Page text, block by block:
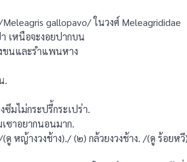
gallopavo/ ในวงศ์ Meleagrididae
เหนือจะงอยปากบน
ขนและรําแพนหาง
.
ซึมไม่กระปรี้กระเปร่า.
เซาอยากนอนมาก.
ดู หญ้างวงช้าง)./ (๒) กล้วยงวงช้าง. /(ดู ร้อยห